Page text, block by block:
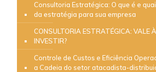
Consultoria Estratégica: O que é e
da estratégia para sua empresa
CONSULTORIA ESTRATÉGICA: VALE
INVESTIR?
Controle de Custos e Eficiência
a Cadeia do setor atacadista-